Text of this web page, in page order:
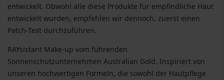
entwickelt. Obwohl alle diese Produkte für empfindliche Haut
entwickelt wurden, empfehlen wir dennoch, zuerst einen
Patch-Test durchzuführen.
RAYsistant Make-up vom führenden
Sonnenschutzunternehmen Australian Gold. Inspiriert von
unseren hochwertigen Formeln, die sowohl der Hautpflege